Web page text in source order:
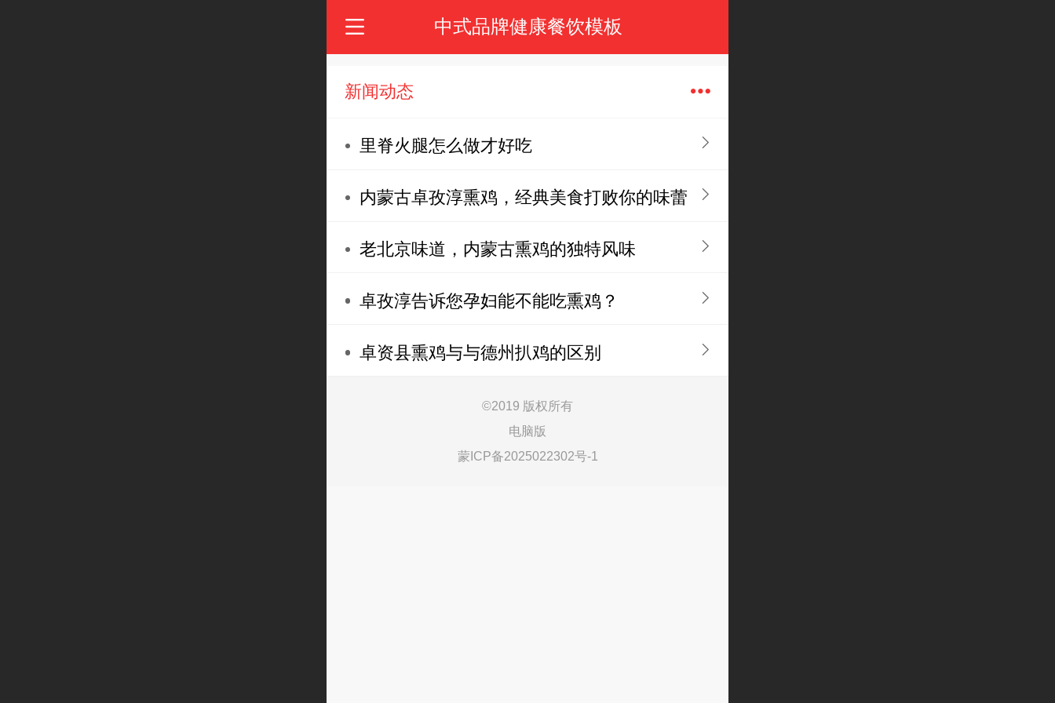
中式品牌健康餐饮模板
新闻动态
里脊火腿怎么做才好吃
内蒙古卓孜淳熏鸡，经典美食打败你的味蕾
老北京味道，内蒙古熏鸡的独特风味
卓孜淳告诉您孕妇能不能吃熏鸡？
卓资县熏鸡与与德州扒鸡的区别
©2019 版权所有
电脑版
蒙ICP备2025022302号-1